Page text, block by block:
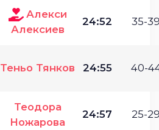
Алекси
Алексиев
24:52 35-
Теньо Тянков 24:55 40-
Теодора
Ножарова
24:57 25-